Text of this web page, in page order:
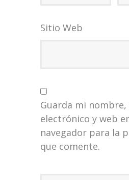
Sitio Web
Guarda mi
electrónico y web
navegador para la
que comente.